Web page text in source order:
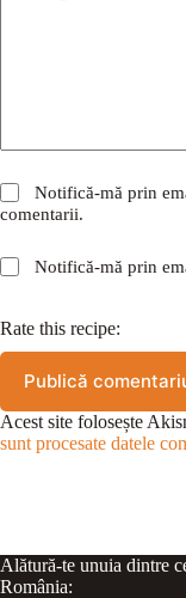
Notifică-mă prin
comentarii.
Notifică-mă prin
Rate this recipe:
Publică
Acest site folosește
sunt procesate datele
Alătură-te unuia dintre
România: